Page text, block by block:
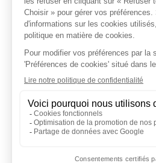
Les
Depuis 20 ans, SEPEM